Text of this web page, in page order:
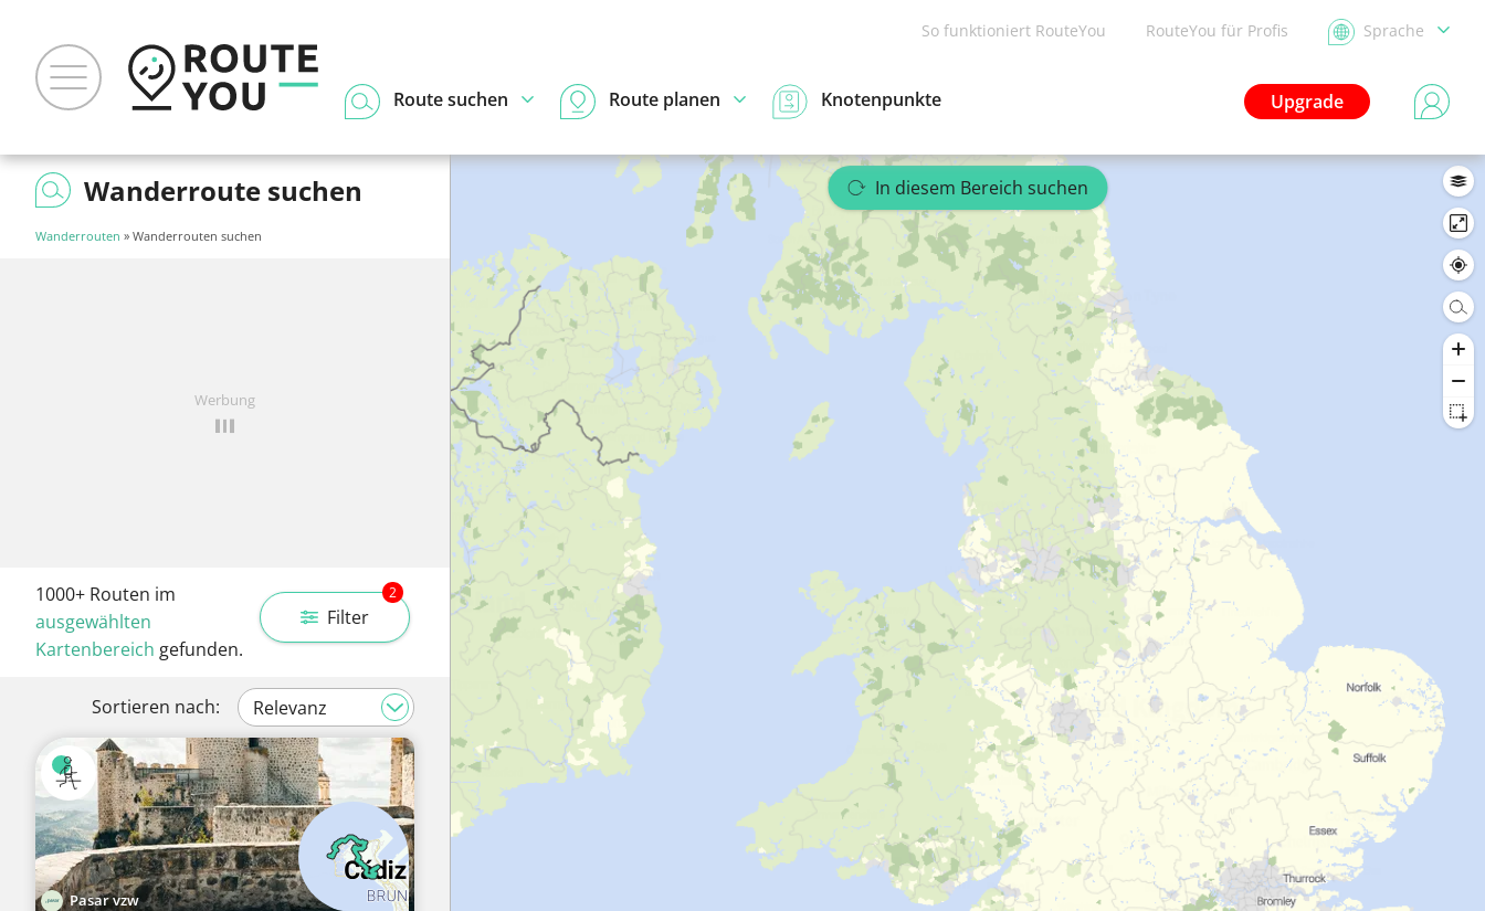
So funktioniert RouteYou RouteYou für Profis Sprache
Upgrade
Route suchen Route planen Knotenpunkte
Wanderroute suchen
Wanderrouten » Wanderrouten suchen
Werbung
Filter
2
1000+ Routen im
ausgewählten
Kartenbereich gefunden.
Sortieren nach:
Pasar vzw
In diesem Bereich suchen